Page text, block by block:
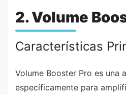
2. Volume
Características
Volume Booster Pro es una
específicamente para